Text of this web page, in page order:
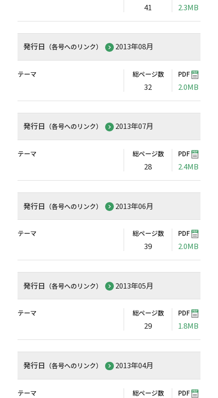
41 2.3MB
発行日 （各号へのリンク） 2013年08月
テーマ 総ページ数
32
PDF
2.0MB
発行日 （各号へのリンク） 2013年07月
テーマ 総ページ数
28
PDF
2.4MB
発行日 （各号へのリンク） 2013年06月
テーマ 総ページ数
39
PDF
2.0MB
発行日 （各号へのリンク） 2013年05月
テーマ 総ページ数
29
PDF
1.8MB
発行日 （各号へのリンク） 2013年04月
テーマ 総ページ数 PDF